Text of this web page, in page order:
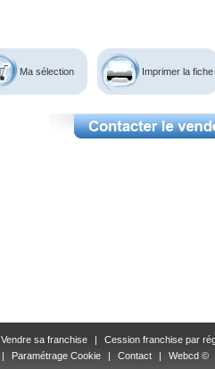
Ma sélection Imprimer la fiche
Vendre sa franchise |
Cession franchise par
| Paramétrage Cookie | Contact | Webcd ©